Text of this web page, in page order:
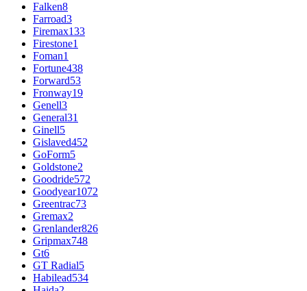
Falken8
Farroad3
Firemax133
Firestone1
Foman1
Fortune438
Forward53
Fronway19
Genell3
General31
Ginell5
Gislaved452
GoForm5
Goldstone2
Goodride572
Goodyear1072
Greentrac73
Gremax2
Grenlander826
Gripmax748
Gt6
GT Radial5
Habilead534